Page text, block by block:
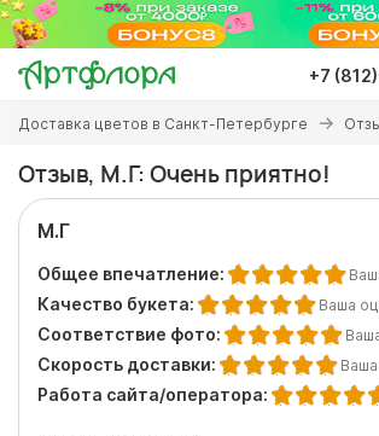
Перейти
основному
содержанию
+7
Вы
здесь
Доставка цветов в Санкт-Петербурге
Отзыв, М.Г: Очень приятно!
М.Г
Общее впечатление:
Качество букета: Ваша
Соответствие фото:
Скорость доставки:
Работа сайта/оператора: